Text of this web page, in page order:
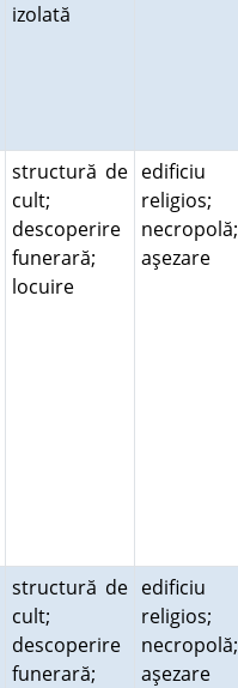
izolată
structură de
cult;
descoperire
funerară;
locuire
edificiu
religios;
necropolă;
aşezare
structură de
cult;
descoperire
funerară;
edificiu
religios;
necropolă;
aşezare